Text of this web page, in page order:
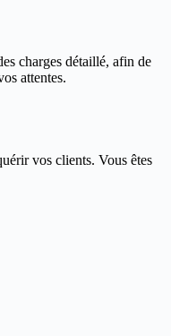
charges détaillé, afin de
attentes.
vos clients. Vous êtes